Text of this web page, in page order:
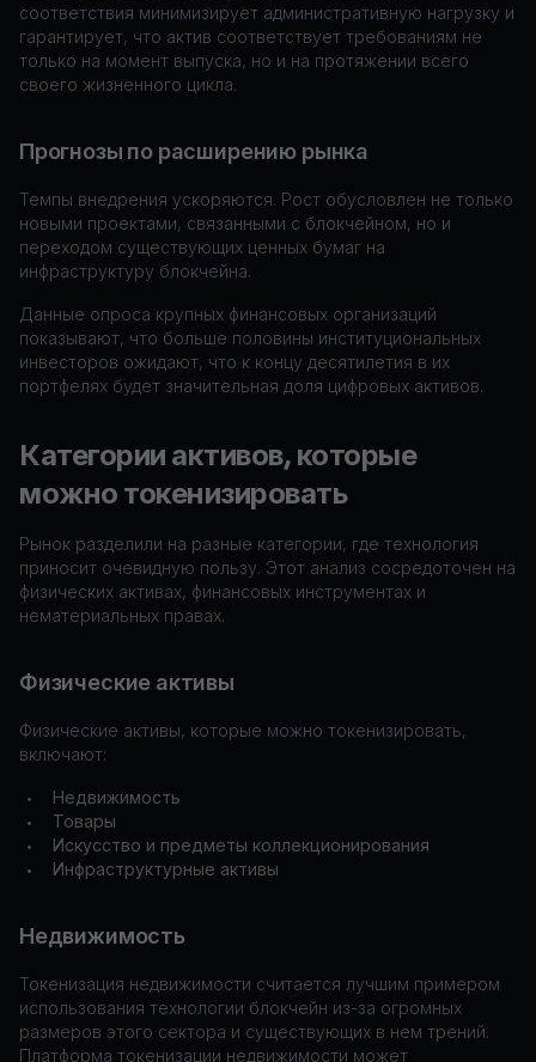
соответствия минимизирует административную нагрузку и
гарантирует, что актив соответствует требованиям не
только на момент выпуска, но и на протяжении всего
своего жизненного цикла.
Прогнозы по расширению рынка
Темпы внедрения ускоряются. Рост обусловлен не только
новыми проектами, связанными с блокчейном, но и
переходом существующих ценных бумаг на
инфраструктуру блокчейна.
Данные опроса крупных финансовых организаций
показывают, что больше половины институциональных
инвесторов ожидают, что к концу десятилетия в их
портфелях будет значительная доля цифровых активов.
Категории активов, которые
можно токенизировать
Рынок разделили на разные категории, где технология
приносит очевидную пользу. Этот анализ сосредоточен на
физических активах, финансовых инструментах и
нематериальных правах.
Физические активы
Физические активы, которые можно токенизировать,
включают:
• Недвижимость
• Товары
• Искусство и предметы коллекционирования
• Инфраструктурные активы
Недвижимость
Токенизация недвижимости считается лучшим примером
использования технологии блокчейн из-за огромных
размеров этого сектора и существующих в нем трений.
Платформа токенизации недвижимости может